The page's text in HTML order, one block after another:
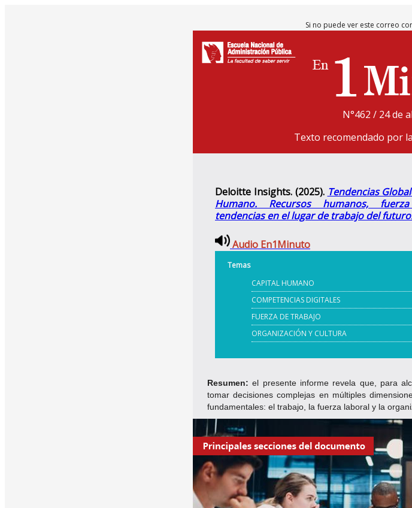
Si no puede ver este correo
N°462 / 24 de
Texto recomendado por
Deloitte Insights. (2025). Tendencias
Humano. Recursos humanos,
tendencias en el lugar de trabajo del
Audio En1Minuto
Temas
CAPITAL HUMANO
COMPETENCIAS DIGITALES
FUERZA DE TRABAJO
ORGANIZACIÓN Y CULTURA
Resumen: el presente informe revela que, para
tomar decisiones complejas en múltiples
fundamentales: el trabajo, la fuerza laboral y la